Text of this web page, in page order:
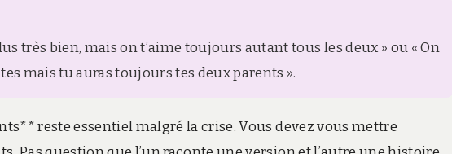
très bien, mais on t’aime toujours autant tous les deux » ou « On
mais tu auras toujours tes deux parents ».
reste essentiel malgré la crise. Vous devez vous mettre